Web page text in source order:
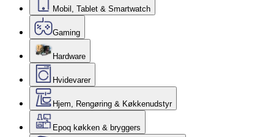
Mobil, Tablet & Smartwatch
Gaming
Hardware
Hvidevarer
Hjem, Rengøring & Køkkenudstyr
Epoq køkken & bryggers